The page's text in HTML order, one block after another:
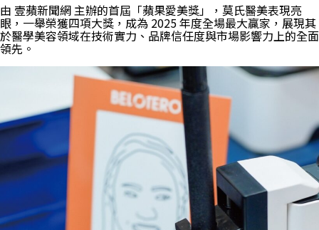
由 壹蘋新聞網 主辦的首屆「蘋果愛美獎」，莫氏醫美表現亮
眼，一舉榮獲四項大獎，成為 2025 年度全場最大贏家，展現其
於醫學美容領域在技術實力、品牌信任度與市場影響力上的全面
領先。